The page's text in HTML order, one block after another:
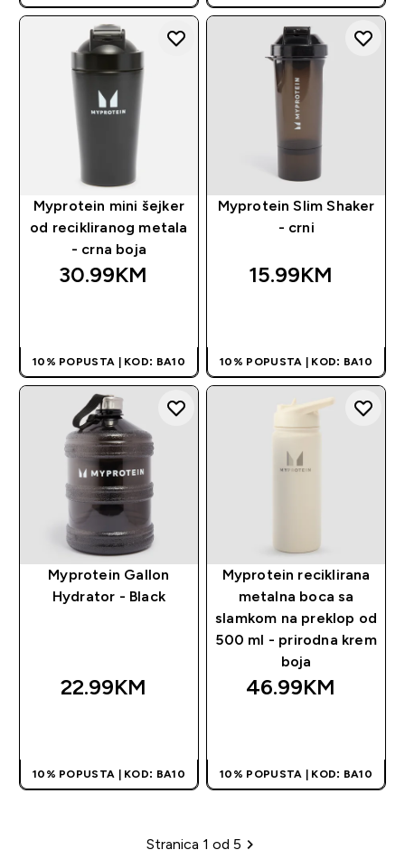
Myprotein mini šejker
od recikliranog metala
- crna boja
30.99KM‎
10% POPUSTA | KOD: BA10
Myprotein Slim Shaker
- crni
15.99KM‎
10% POPUSTA | KOD: BA10
Myprotein Gallon
Hydrator - Black
22.99KM‎
10% POPUSTA | KOD: BA10
Myprotein reciklirana
metalna boca sa
slamkom na preklop od
500 ml - prirodna krem
boja
46.99KM‎
10% POPUSTA | KOD: BA10
Stranica 1 od 5